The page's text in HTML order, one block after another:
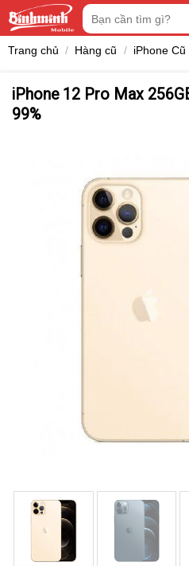
Tìm
kiếm:
Trang chủ / Hàng cũ / iPhone Cũ
iPhone 12 Pro Max
99%